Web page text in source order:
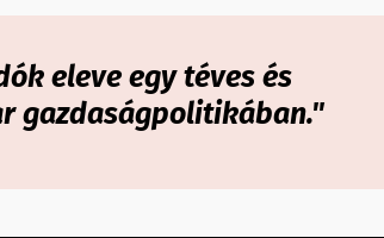
eleve egy téves és
gazdaságpolitikában."